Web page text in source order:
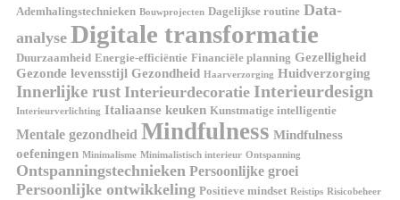
Ademhalingstechnieken Bouwprojecten Dagelijkse routine Data-
analyse Digitale transformatie
Duurzaamheid Energie-efficiëntie Financiële planning Gezelligheid
Gezonde levensstijl Gezondheid Haarverzorging Huidverzorging
Innerlijke rust Interieurdecoratie Interieurdesign
Interieurverlichting Italiaanse keuken Kunstmatige intelligentie
Mentale gezondheid Mindfulness Mindfulness
oefeningen Minimalisme Minimalistisch interieur Ontspanning
Ontspanningstechnieken Persoonlijke groei
Persoonlijke ontwikkeling Positieve mindset Reistips Risicobeheer